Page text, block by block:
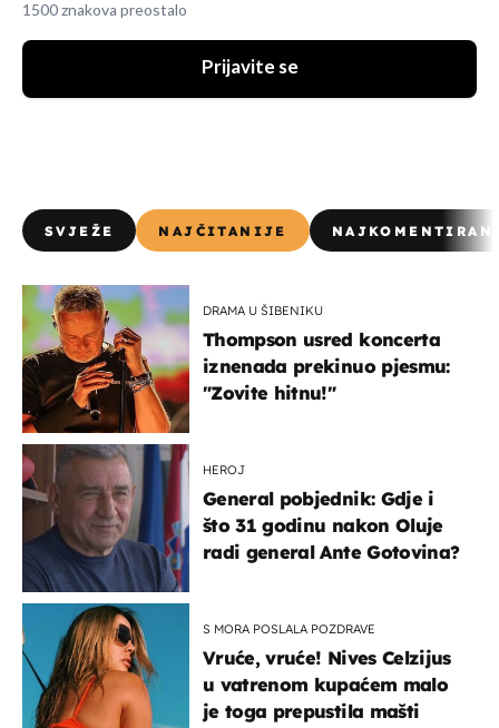
1500 znakova preostalo
Prijavite se
SVJEŽE NAJČITANIJE
DRAMA U ŠIBENIKU
Thompson usred koncerta
iznenada prekinuo pjesmu:
"Zovite hitnu!"
HEROJ
General pobjednik: Gdje i
što 31 godinu nakon Oluje
radi general Ante Gotovina?
S MORA POSLALA POZDRAVE
Vruće, vruće! Nives Celzijus
u vatrenom kupaćem malo
je toga prepustila mašti